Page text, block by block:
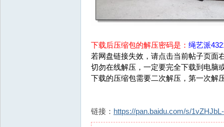
下载后压缩包的解压密码是： 绳艺派
若网盘链接失效，请点击当前帖子页面
切勿在线解压，一定要完全下载到电脑
下载的压缩包需要二次解压，第一次解
链接： https://pan.baidu.com/s/